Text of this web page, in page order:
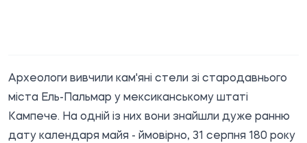
Археологи вивчили кам'яні стели зі стародавнього
міста Ель-Пальмар у мексиканському штаті
Кампече. На одній із них вони знайшли дуже ранню
дату календаря майя - ймовірно, 31 серпня 180 року